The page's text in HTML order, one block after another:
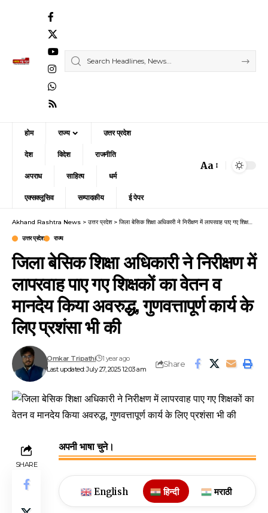
होम राज्य उत्तर प्रदेश
देश विदेश राजनीति
अपराध साहित्य धर्म
एक्सक्लूसिव सम्पादकीय ई पेपर
Font
Aa
Akhand Rashtra News > उत्तर प्रदेश> जिला बेसिक शिक्षा अधिकारी ने निरीक्षण में लापरवाह पाए गए शिक्षकों का वेतन व मानदेय किया अवरुद्ध, गुणवत्तापूर्ण कार्य के लिए प्रशंसा भी की
उत्तर प्रदेश राज्य
जिला बेसिक शिक्षा अधिकारी ने निरीक्षण में
लापरवाह पाए गए शिक्षकों का वेतन व
मानदेय किया अवरुद्ध, गुणवत्तापूर्ण कार्य के
लिए प्रशंसा भी की
Last updated: July 27, 2025 12:03 am
Omkar Tripathi 1 year ago
Share
SHARE
अपनी भाषा चुने।
English हिन्दी मराठी